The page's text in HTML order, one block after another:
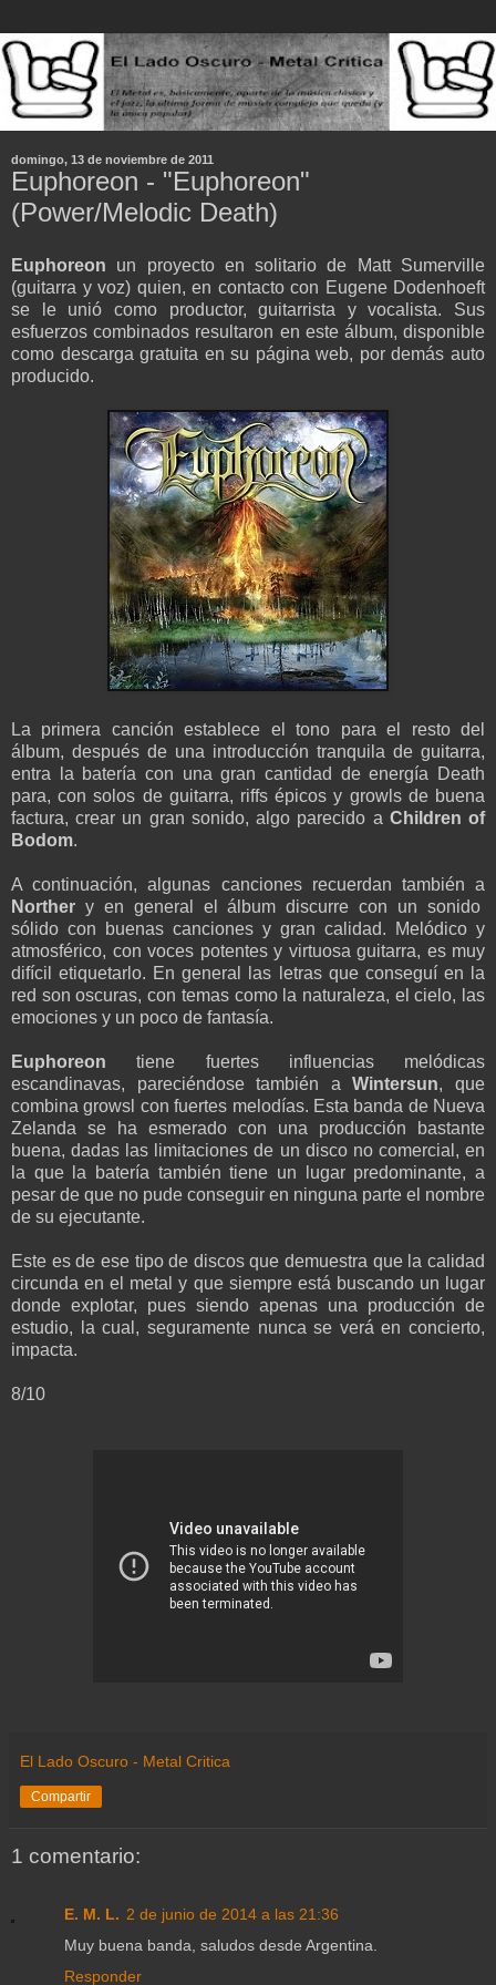
domingo, 13 de noviembre de 2011
Euphoreon - "Euphoreon"
(Power/Melodic Death)
Euphoreon un proyecto en solitario de Matt Sumerville
(guitarra y voz) quien, en contacto con Eugene Dodenhoeft
se le unió como productor, guitarrista y vocalista. Sus
esfuerzos combinados resultaron en este álbum, disponible
como descarga gratuita en su página web, por demás auto
producido.
La primera canción establece el tono para el resto del
álbum, después de una introducción tranquila de guitarra,
entra la batería con una gran cantidad de energía Death
para, con solos de guitarra, riffs épicos y growls de buena
factura,crear un gran sonido, algo parecido a Children of
Bodom.
A continuación, algunas canciones recuerdan también a
Norther y en general elálbum discurre con un sonido
sólido con buenas canciones y gran calidad. Melódico y
atmosférico, con voces potentes y virtuosa guitarra, es muy
difícil etiquetarlo. En general las letras que conseguí en la
red sonoscuras, con temas como la naturaleza, el cielo, las
emociones y un poco de fantasía.
Euphoreon tiene fuertes
influencias melódicas
escandinavas, pareciéndose también a Wintersun,que
combina growsl con fuertes melodías. Esta banda de Nueva
Zelanda se ha esmerado con una producción bastante
buena, dadas las limitaciones de un disco no comercial, en
la que la batería también tiene un lugar predominante, a
pesar de que no pude conseguir en ninguna parte el nombre
de su ejecutante.
Este es de ese tipo de discos que demuestra que la calidad
circunda en el metal y que siempre está buscando un lugar
donde explotar, pues siendo apenas una producción de
estudio, la cual, seguramente nunca se verá en concierto,
impacta.
8/10
El Lado Oscuro - Metal Critica
Compartir
1 comentario:
E. M. L. 2 de junio de 2014 a las 21:36
Muy buena banda, saludos desde Argentina.
Responder